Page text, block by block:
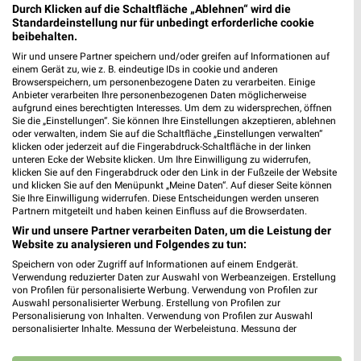
TEDi Angebote in Nieder-Olm
Nieder-Olm, Deutschland
464,50 km
TEDi Angebote in Bad Kreuznach
Bad Kreuznach, Deutschland
Durch Klicken auf die Schaltfläche „Ablehnen“ wird die
Standardeinstellung nur für unbedingt erforderliche cookie
beibehalten.
Wir und unsere Partner speichern und/oder greifen auf Informationen auf
einem Gerät zu, wie z. B. eindeutige IDs in cookie und anderen
Browserspeichern, um personenbezogene Daten zu verarbeiten. Einige
Anbieter verarbeiten Ihre personenbezogenen Daten möglicherweise
aufgrund eines berechtigten Interesses. Um dem zu widersprechen, öffnen
Sie die „Einstellungen“. Sie können Ihre Einstellungen akzeptieren, ablehnen
oder verwalten, indem Sie auf die Schaltfläche „Einstellungen verwalten“
klicken oder jederzeit auf die Fingerabdruck-Schaltfläche in der linken
unteren Ecke der Website klicken. Um Ihre Einwilligung zu widerrufen,
klicken Sie auf den Fingerabdruck oder den Link in der Fußzeile der Website
und klicken Sie auf den Menüpunkt „Meine Daten“. Auf dieser Seite können
Sie Ihre Einwilligung widerrufen. Diese Entscheidungen werden unseren
Partnern mitgeteilt und haben keinen Einfluss auf die Browserdaten.
Wir und unsere Partner verarbeiten Daten, um die Leistung der
Website zu analysieren und Folgendes zu tun:
Speichern von oder Zugriff auf Informationen auf einem Endgerät.
Verwendung reduzierter Daten zur Auswahl von Werbeanzeigen. Erstellung
von Profilen für personalisierte Werbung. Verwendung von Profilen zur
Auswahl personalisierter Werbung. Erstellung von Profilen zur
Personalisierung von Inhalten. Verwendung von Profilen zur Auswahl
personalisierter Inhalte. Messung der Werbeleistung. Messung der
Kombinationen von Daten aus verschiedenen Quellen. Entwicklung und